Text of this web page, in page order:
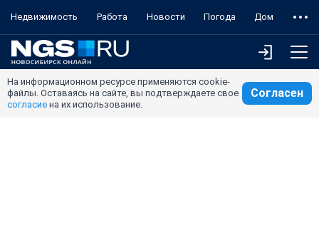
Недвижимость Работа Новости Погода Дом
На информационном ресурсе применяются cookie-
файлы. Оставаясь на сайте, вы подтверждаете свое
согласие на их использование.
Согласен